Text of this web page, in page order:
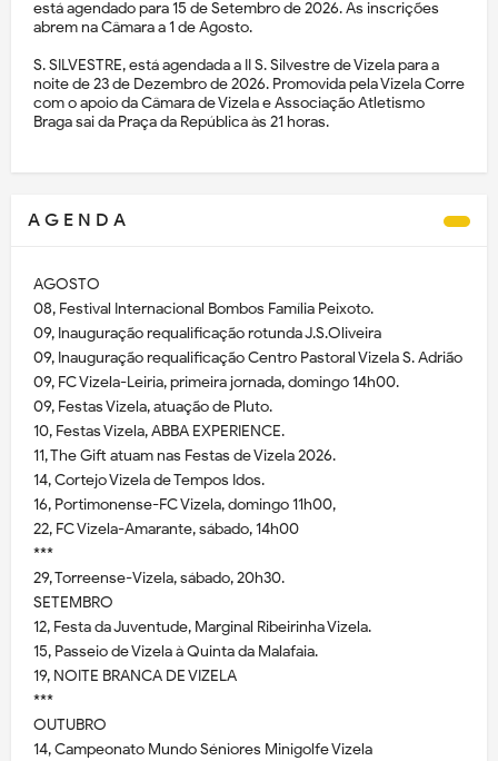
está agendado para 15 de Setembro de 2026. As inscrições
abrem na Câmara a 1 de Agosto.
S. SILVESTRE, está agendada a II S. Silvestre de Vizela para a
noite de 23 de Dezembro de 2026. Promovida pela Vizela Corre
com o apoio da Câmara de Vizela e Associação Atletismo
Braga sai da Praça da República às 21 horas.
A G E N D A
AGOSTO
08, Festival Internacional Bombos Família Peixoto.
09, Inauguração requalificação rotunda J.S.Oliveira
09, Inauguração requalificação Centro Pastoral Vizela S. Adrião
09, FC Vizela-Leiria, primeira jornada, domingo 14h00.
09, Festas Vizela, atuação de Pluto.
10, Festas Vizela, ABBA EXPERIENCE.
11, The Gift atuam nas Festas de Vizela 2026.
14, Cortejo Vizela de Tempos Idos.
16, Portimonense-FC Vizela, domingo 11h00,
22, FC Vizela-Amarante, sábado, 14h00
***
29, Torreense-Vizela, sábado, 20h30.
SETEMBRO
12, Festa da Juventude, Marginal Ribeirinha Vizela.
15, Passeio de Vizela à Quinta da Malafaia.
19, NOITE BRANCA DE VIZELA
***
OUTUBRO
14, Campeonato Mundo Séniores Minigolfe Vizela